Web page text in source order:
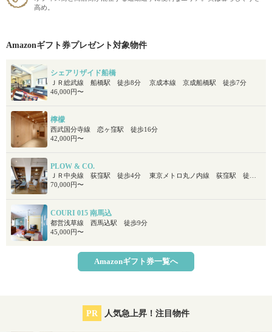
高め。
Amazonギフト券プレゼント対象物件
シェアリザイド船橋
ＪＲ総武線 船橋駅 徒歩8分 京成本線 京成船橋駅 徒歩7分
46,000円〜
檸檬
西武国分寺線 恋ヶ窪駅 徒歩16分
42,000円〜
PLOW & CO.
70,000円〜
COURI 015 南馬込
都営浅草線 西馬込駅 徒歩9分
45,000円〜
Amazonギフト券一覧へ
PR 人気急上昇！注目物件